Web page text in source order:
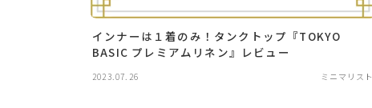
インナーは１着のみ！タンクトップ『TOKYO
BASIC プレミアムリネン』レビュー
2023.07.26 ミニマリスト